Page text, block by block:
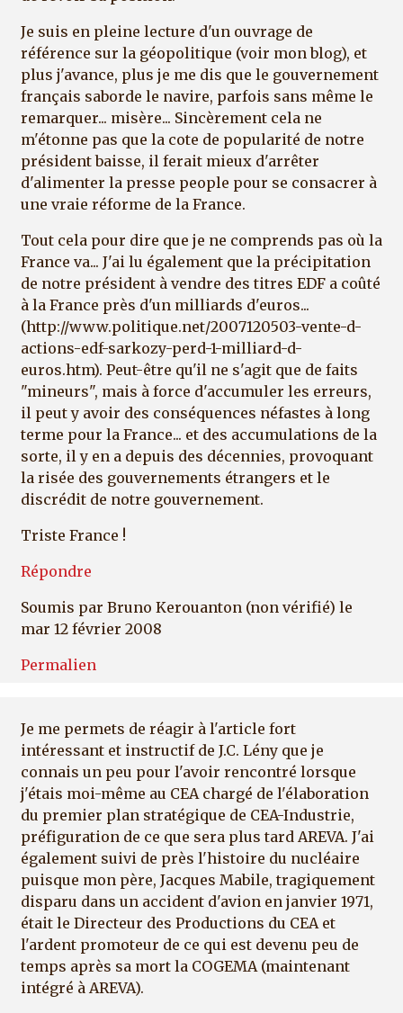
Je suis en pleine lecture d'un ouvrage de
référence sur la géopolitique (voir mon blog), et
plus j'avance, plus je me dis que le gouvernement
français saborde le navire, parfois sans même le
remarquer... misère... Sincèrement cela ne
m'étonne pas que la cote de popularité de notre
président baisse, il ferait mieux d'arrêter
d'alimenter la presse people pour se consacrer à
une vraie réforme de la France.
Tout cela pour dire que je ne comprends pas où la
France va... J'ai lu également que la précipitation
de notre président à vendre des titres EDF a coûté
à la France près d'un milliards d'euros...
(http://www.politique.net/2007120503-vente-d-
actions-edf-sarkozy-perd-1-milliard-d-
euros.htm). Peut-être qu'il ne s'agit que de faits
"mineurs", mais à force d'accumuler les erreurs,
il peut y avoir des conséquences néfastes à long
terme pour la France... et des accumulations de la
sorte, il y en a depuis des décennies, provoquant
la risée des gouvernements étrangers et le
discrédit de notre gouvernement.
Triste France !
Répondre
Soumis par Bruno Kerouanton (non vérifié) le
mar 12 février 2008
Permalien
Je me permets de réagir à l'article fort
intéressant et instructif de J.C. Lény que je
connais un peu pour l'avoir rencontré lorsque
j'étais moi-même au CEA chargé de l'élaboration
du premier plan stratégique de CEA-Industrie,
préfiguration de ce que sera plus tard AREVA. J'ai
également suivi de près l'histoire du nucléaire
puisque mon père, Jacques Mabile, tragiquement
disparu dans un accident d'avion en janvier 1971,
était le Directeur des Productions du CEA et
l'ardent promoteur de ce qui est devenu peu de
temps après sa mort la COGEMA (maintenant
intégré à AREVA).